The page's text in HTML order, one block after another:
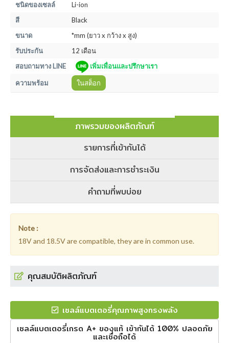
ชนิดของเซลล์
Li-ion
สี
Black
ขนาด
*mm (ยาว x กว้าง x สูง)
รับประกัน
12 เดือน
สอบถามทาง LINE
เพิ่มเพื่อนและปรึกษาเรา
ความพร้อม ในสต็อก
ภาพรวมของผลิตภัณฑ์
รายการที่เข้ากันได้
การจัดส่งและการชำระเงิน
คำถามที่พบบ่อย
Note :
18V and 18.5V are compatible, they are in common use.
คุณสมบัติผลิตภัณฑ์
เซลล์แบตเตอรี่คุณภาพสูงทรงพลัง
เซลล์แบตเตอรี่เกรด A+ ของแท้ เข้ากันได้ 100% ปลอดภัย
และเชื่อถือได้